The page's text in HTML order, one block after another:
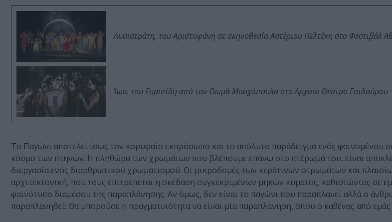
Λυσιστράτη, του Αριστοφάνη σε σκηνοθεσία Αστέριου Πελτέκη στο Φεστιβάλ
Ίων, του Ευριπίδη από τον Θωμά Μοσχόπουλο στο Αρχαίο Θέατρο Επιδαύρου
Το Παγώνι αποτελεί ίσως τον κορυφαίο εκπρόσωπο και το απόλυτο παράδειγμα ενός φαινομένου
κόσμο των πτηνών. Η πληθώρα των χρωμάτων που βλέπουμε επάνω στο πτέρωμά του, είναι
διεργασία ενός διαρθρωτικού χρωματισμού. Οι μικροδομές των κεράτινων στρωμάτων και
αρχιτεκτονική, που τους επιτρέπεται η σκέδαση συγκεκριμένων μηκών κύματος, καθιστώντας σε
φαινότυπο διαμέσου της παραπλάνησης. Αν όμως, δεν είναι το παγώνι που παραπλανεί αλλά ο
παραπλανηθεί; Θα μπορούσε η πραγματικότητα να είναι μία παραπλάνηση, όπου ο καθένας από